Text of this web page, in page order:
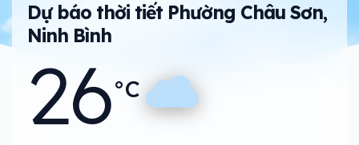
Dự báo thời tiết Phường Châu Sơn,
Ninh Bình
26°C